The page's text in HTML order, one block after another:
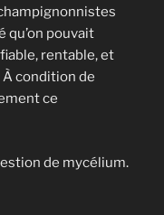
qu’on pouvait
rentable, et
condition de
ce
de mycélium.